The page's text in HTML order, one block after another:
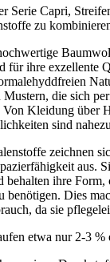
Serie Capri,
zu
für ihre exzellente
Mustern, die sich
Von Kleidung über
sind
zeichnen
aus.
behalten ihre Form,
benötigen. Dies
da sie
etwa nur 2-3 %